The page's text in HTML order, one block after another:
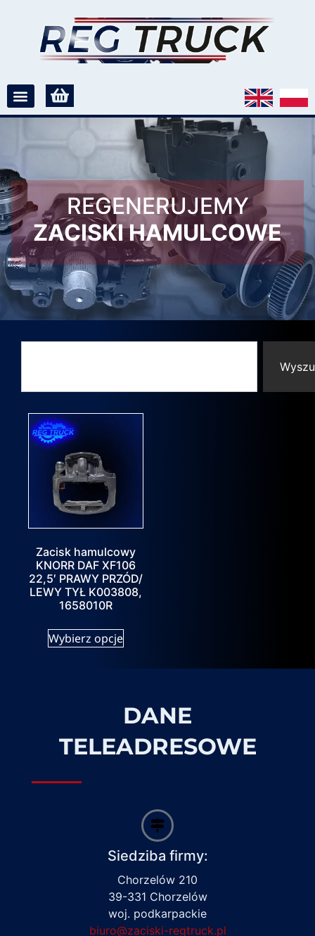
REGENERUJEMY
ZACISKI HAMULCOWE
Zacisk hamulcowy
KNORR DAF XF106
22,5′ PRAWY PRZÓD/
LEWY TYŁ K003808,
1658010R
Wybierz opcje
DANE
TELEADRESOWE
Siedziba firmy:
Chorzelów 210
39-331 Chorzelów
woj. podkarpackie
biuro@zaciski-regtruck.pl